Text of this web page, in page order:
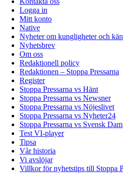
Logga in
Mitt konto
Native
Nyheter om kungligheter och
Nyhetsbrev
Om oss
Redaktionell policy
Redaktionen – Stoppa Pressarna
Register
Stoppa Pressarna vs Hänt
Stoppa Pressarna vs Newsner
Stoppa Pressarna vs Nöjeslivet
Stoppa Pressarna vs Nyheter24
Stoppa Pressarna vs Svensk Dam
Test VI-player
Tipsa
Vår historia
Vi avslöjar
Villkor för nyhetstips till Stoppa